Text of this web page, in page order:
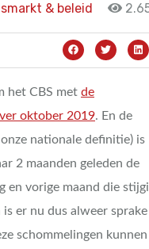
& beleid
het CBS met de
oktober 2019. En de
nationale definitie) is
2 maanden geleden de
en vorige maand die
er nu dus alweer sprake
schommelingen